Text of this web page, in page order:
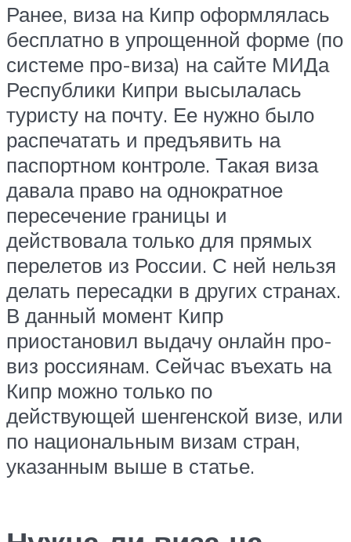
Ранее, виза на Кипр оформлялась
бесплатно в упрощенной форме (по
системе про-виза) на сайте МИДа
Республики Кипри высылалась
туристу на почту. Ее нужно было
распечатать и предъявить на
паспортном контроле. Такая виза
давала право на однократное
пересечение границы и
действовала только для прямых
перелетов из России. С ней нельзя
делать пересадки в других странах.
В данный момент Кипр
приостановил выдачу онлайн про-
виз россиянам. Сейчас въехать на
Кипр можно только по
действующей шенгенской визе, или
по национальным визам стран,
указанным выше в статье.